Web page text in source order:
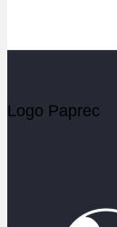
Logo Paprec